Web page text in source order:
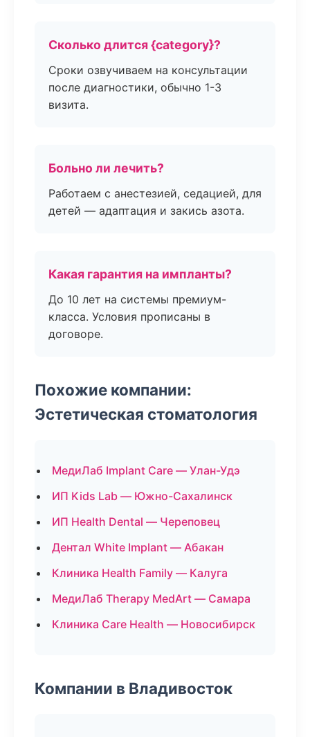
Сколько длится {category}?
Сроки озвучиваем на консультации
после диагностики, обычно 1-3
визита.
Больно ли лечить?
Работаем с анестезией, седацией, для
детей — адаптация и закись азота.
Какая гарантия на импланты?
До 10 лет на системы премиум-
класса. Условия прописаны в
договоре.
Похожие компании:
Эстетическая стоматология
МедиЛаб Implant Care — Улан-Удэ
ИП Kids Lab — Южно-Сахалинск
ИП Health Dental — Череповец
Дентал White Implant — Абакан
Клиника Health Family — Калуга
МедиЛаб Therapy MedArt — Самара
Клиника Care Health — Новосибирск
Компании в Владивосток